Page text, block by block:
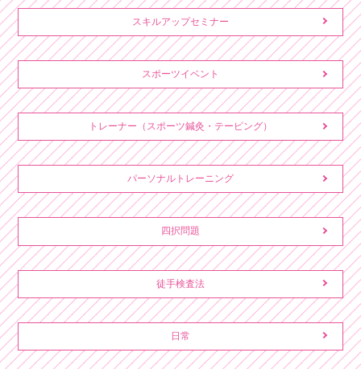
スキルアップセミナー
スポーツイベント
トレーナー（スポーツ鍼灸・テーピング）
パーソナルトレーニング
四択問題
徒手検査法
日常